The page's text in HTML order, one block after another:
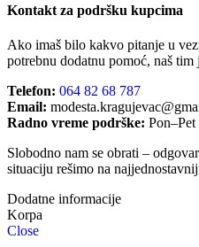
Kontakt za podršku kupcima
Ako imaš bilo kakvo pitanje u
potrebnu dodatnu pomoć, naš tim
Telefon: 064 82 68 787
Email:
Radno vreme podrške:
Slobodno nam se obrati –
situaciju rešimo na
Dodatne informacije
Close